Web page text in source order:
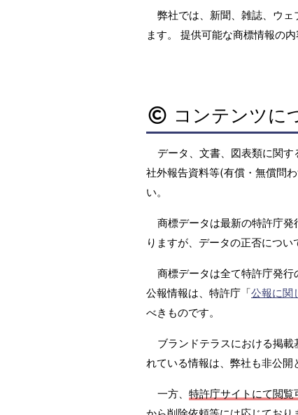
弊社では、新聞、雑誌、ウ
ます。 提供可能な商標情報の
コンテンツに
データ、文書、図表類に関す
社外報告資料等(有償・無償問
い。
商標データは最新の特許庁
りますが、データの正否につい
商標データは全て特許庁発行
公報情報は、特許庁「公報に関
べきものです。
ブランドテラスにおける掲
れている情報は、弊社も非公開
一方、 特許庁サイトにて閲